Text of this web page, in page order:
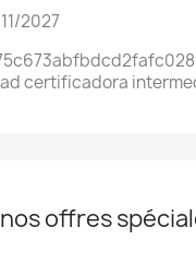
2027
certificadora
offres